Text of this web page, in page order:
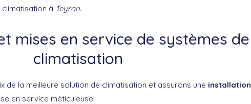
à Teyran.
mises en service de systèmes de
climatisation
de la meilleure solution de climatisation et assurons une installation
en service méticuleuse.